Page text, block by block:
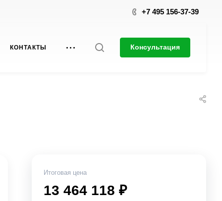
+7 495 156-37-39
КОНТАКТЫ Консультация
Итоговая цена
13 464 118 ₽